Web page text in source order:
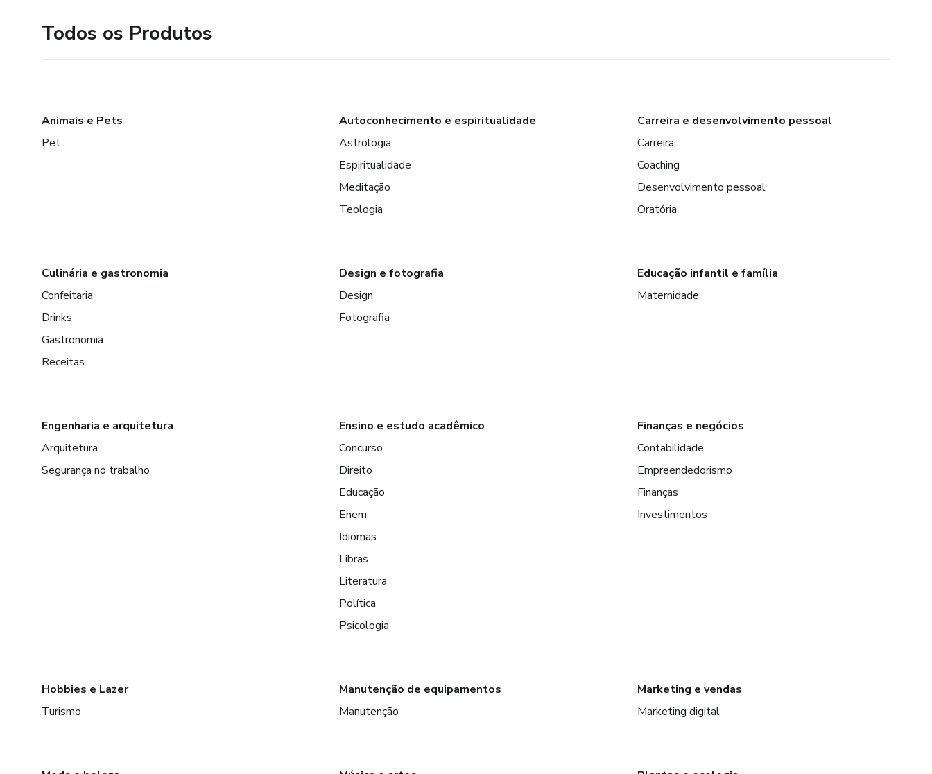
Todos os Produtos
Animais e Pets
Pet
Autoconhecimento e espiritualidade
Astrologia
Espiritualidade
Meditação
Teologia
Carreira e desenvolvimento pessoal
Carreira
Coaching
Desenvolvimento pessoal
Oratória
Culinária e gastronomia
Confeitaria
Drinks
Gastronomia
Receitas
Design e fotografia
Design
Fotografia
Educação infantil e família
Maternidade
Engenharia e arquitetura
Arquitetura
Segurança no trabalho
Ensino e estudo acadêmico
Concurso
Direito
Educação
Enem
Idiomas
Libras
Literatura
Política
Psicologia
Finanças e negócios
Contabilidade
Empreendedorismo
Finanças
Investimentos
Hobbies e Lazer
Turismo
Manutenção de equipamentos
Manutenção
Marketing e vendas
Marketing digital